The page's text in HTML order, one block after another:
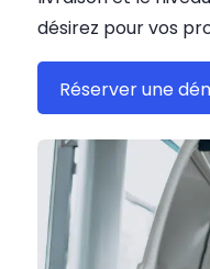
désirez pour vos
Réserver une